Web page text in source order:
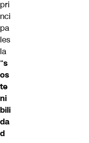
pri
nci
pa
les
la
“s
os
te
ni
bili
da
d